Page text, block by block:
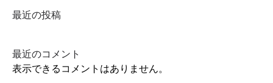
最近の投稿
最近のコメント
表示できるコメントはありません。